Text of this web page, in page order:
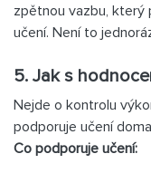
zpětnou vazbu, který
učení. Není to
5. Jak s
Nejde o kontrolu
podporuje učení
Co podporuje učení: